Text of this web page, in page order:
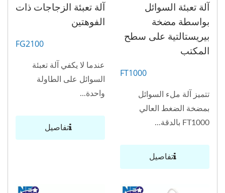
آلة تعبئة السوائل
بواسطة مضخة
بيريستالتية على سطح
المكتب
FT1000
تتميز آلة ملء السوائل
بمضخة الضغط العالي
FT1000 بالدقة...
تفاصيل
آلة تعبئة الزجاجات ذات
الفوهتين
FG2100
عندما لا يكفي آلة تعبئة
السوائل على الطاولة
واحدة...
تفاصيل